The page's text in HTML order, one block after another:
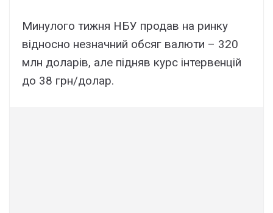
Минулого тижня НБУ продав на ринку
відносно незначний обсяг валюти – 320
млн доларів, але підняв курс інтервенцій
до 38 грн/долар.